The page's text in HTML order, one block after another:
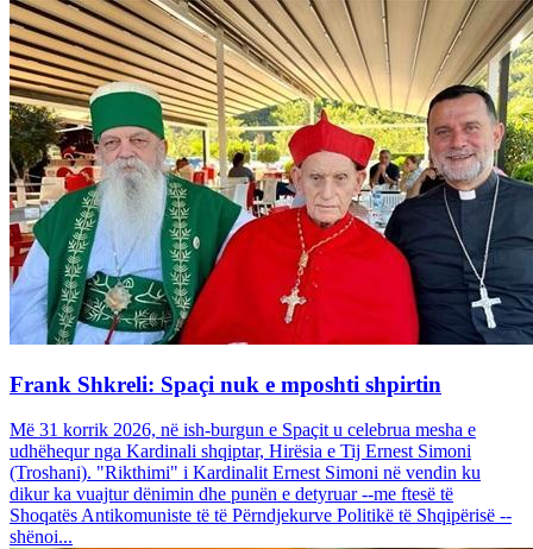
Frank Shkreli: Spaçi nuk e mposhti shpirtin
Më 31 korrik 2026, në ish-burgun e Spaçit u celebrua mesha e
udhëhequr nga Kardinali shqiptar, Hirësia e Tij Ernest Simoni
(Troshani). "Rikthimi" i Kardinalit Ernest Simoni në vendin ku
dikur ka vuajtur dënimin dhe punën e detyruar --me ftesë të
Shoqatës Antikomuniste të të Përndjekurve Politikë të Shqipërisë --
shënoi...